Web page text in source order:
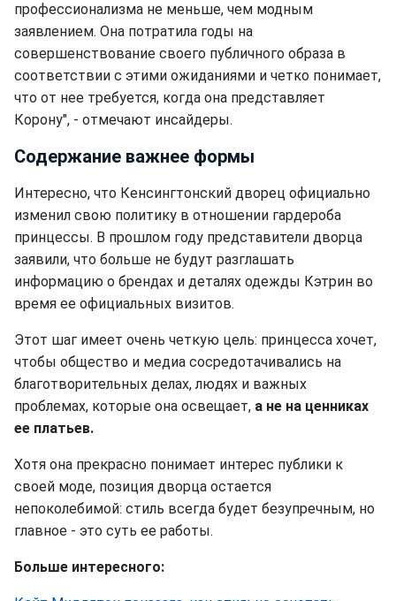
профессионализма не меньше, чем модным
заявлением. Она потратила годы на
совершенствование своего публичного образа в
соответствии с этими ожиданиями и четко понимает,
что от нее требуется, когда она представляет
Корону", - отмечают инсайдеры.
Содержание важнее формы
Интересно, что Кенсингтонский дворец официально
изменил свою политику в отношении гардероба
принцессы. В прошлом году представители дворца
заявили, что больше не будут разглашать
информацию о брендах и деталях одежды Кэтрин во
время ее официальных визитов.
Этот шаг имеет очень четкую цель: принцесса хочет,
чтобы общество и медиа сосредотачивались на
благотворительных делах, людях и важных
проблемах, которые она освещает, а не на ценниках
ее платьев.
Хотя она прекрасно понимает интерес публики к
своей моде, позиция дворца остается
непоколебимой: стиль всегда будет безупречным, но
главное - это суть ее работы.
Больше интересного: